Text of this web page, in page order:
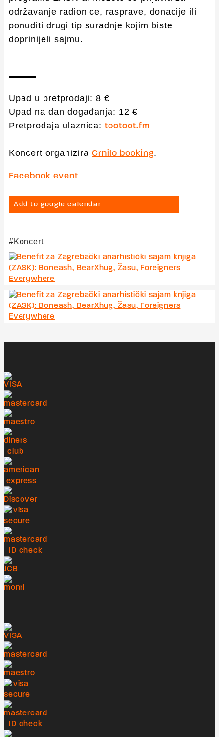
održavanje radionice, rasprave, donacije ili
ponuditi drugi tip suradnje kojim biste
doprinijeli sajmu.
▬▬▬
Upad u pretprodaji: 8 €
Upad na dan događanja: 12 €
Pretprodaja ulaznica: tootoot.fm
Koncert organizira Crnilo booking.
Facebook event
Add to google calendar
Koncert